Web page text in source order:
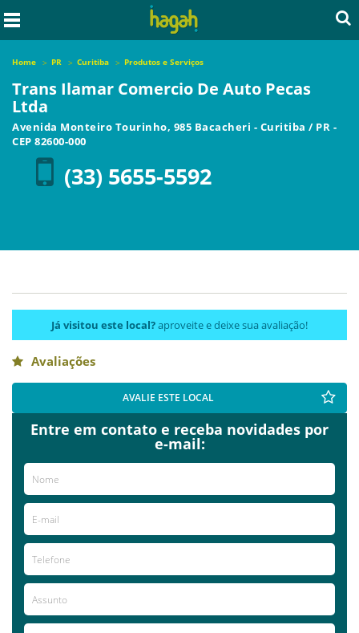
Home PR Curitiba Produtos e Serviços
Trans Ilamar Comercio De Auto Pecas
Ltda
Avenida Monteiro Tourinho, 985 Bacacheri - Curitiba / PR -
CEP 82600-000
(33) 5655-5592
Já visitou este local?aproveite e deixe sua avaliação!
Avaliações
AVALIE ESTE LOCAL
Entre em contato e receba novidades por
e-mail: